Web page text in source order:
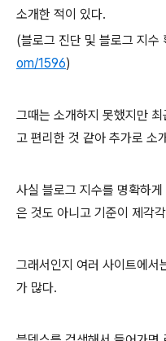
소개한 적이 있다.
(블로그 진단 및 블로그 지수
om/1596)
그때는 소개하지 못했지만
고 편리한 것 같아 추가로 소
사실 블로그 지수를 명확하
은 것도 아니고 기준이 제각
그래서인지 여러 사이트에서
가 많다.